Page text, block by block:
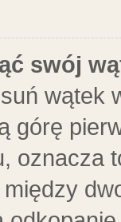
swój
wątek
górę
oznacza